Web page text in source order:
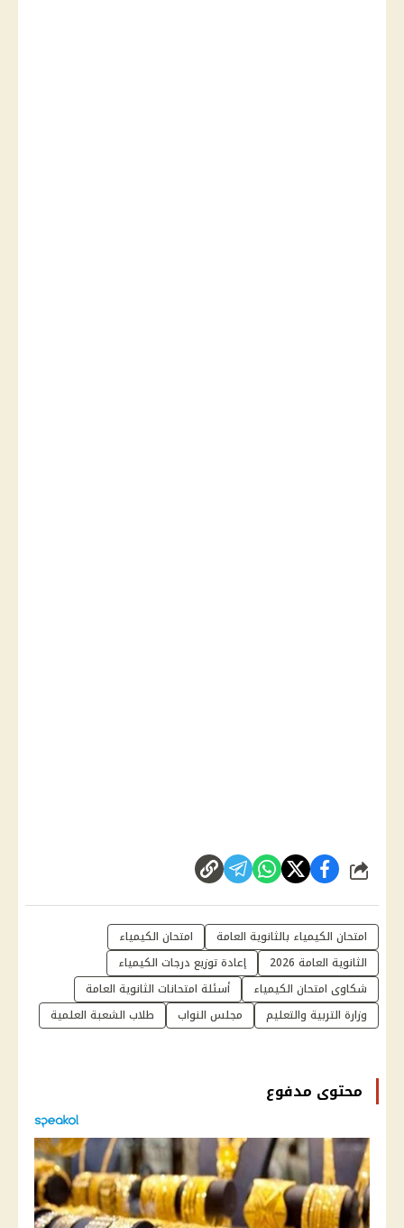
شارك
امتحان الكيمياء بالثانوية العامة
امتحان الكيمياء
الثانوية العامة 2026
إعادة توزيع درجات الكيمياء
شكاوى امتحان الكيمياء
أسئلة امتحانات الثانوية العامة
وزارة التربية والتعليم
مجلس النواب طلاب الشعبة العلمية
محتوى مدفوع